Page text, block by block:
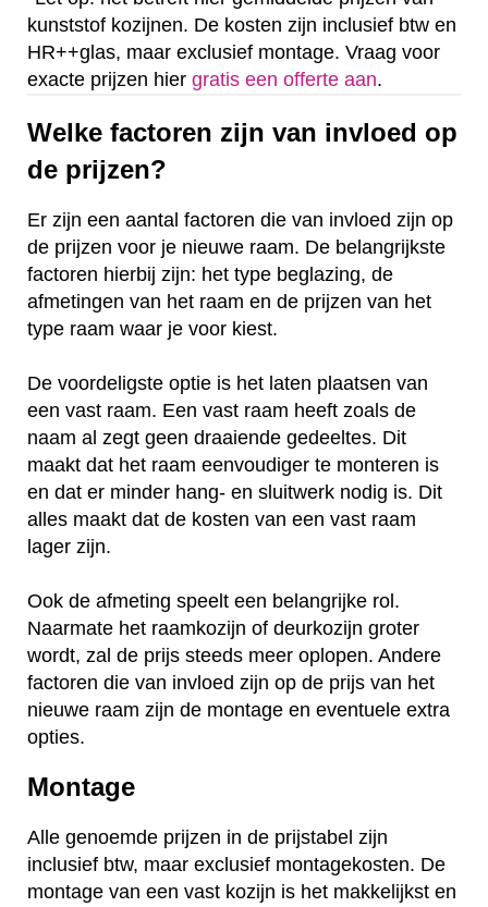
kunststof kozijnen. De kosten zijn inclusief btw en
HR++glas, maar exclusief montage. Vraag voor
exacte prijzen hier gratis een offerte aan.
Welke factoren zijn van invloed op
de prijzen?
Er zijn een aantal factoren die van invloed zijn op
de prijzen voor je nieuwe raam. De belangrijkste
factoren hierbij zijn: het type beglazing, de
afmetingen van het raam en de prijzen van het
type raam waar je voor kiest.
De voordeligste optie is het laten plaatsen van
een vast raam. Een vast raam heeft zoals de
naam al zegt geen draaiende gedeeltes. Dit
maakt dat het raam eenvoudiger te monteren is
en dat er minder hang- en sluitwerk nodig is. Dit
alles maakt dat de kosten van een vast raam
lager zijn.
Ook de afmeting speelt een belangrijke rol.
Naarmate het raamkozijn of deurkozijn groter
wordt, zal de prijs steeds meer oplopen. Andere
factoren die van invloed zijn op de prijs van het
nieuwe raam zijn de montage en eventuele extra
opties.
Montage
Alle genoemde prijzen in de prijstabel zijn
inclusief btw, maar exclusief montagekosten. De
montage van een vast kozijn is het makkelijkst en